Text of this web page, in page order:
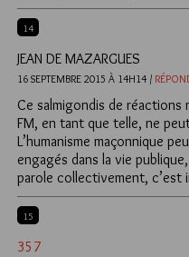
14
JEAN DE MAZARGUES
16 SEPTEMBRE 2015 À 14H14 /
Ce salmigondis de réactions
FM, en tant que telle, ne
L’humanisme maçonnique
engagés dans la vie
parole collectivement, c’est
15
357